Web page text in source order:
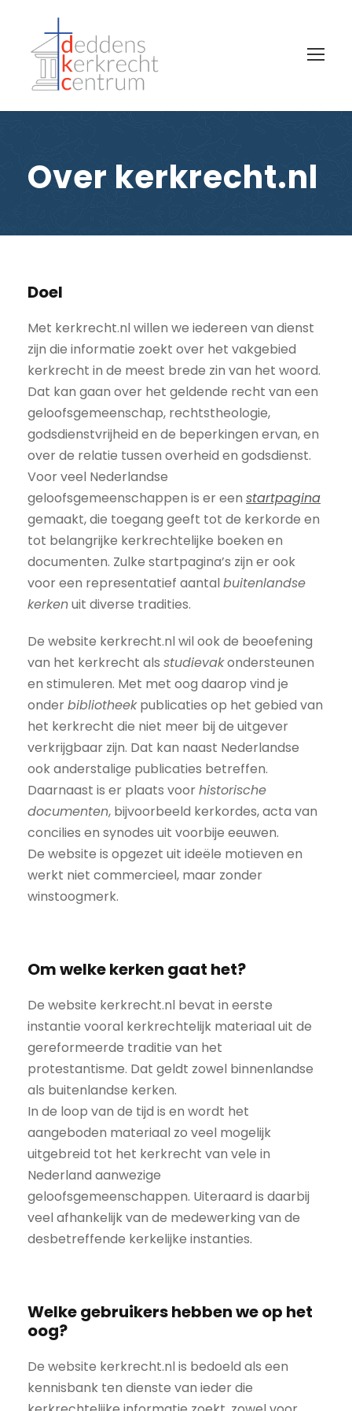
Over kerkrecht.nl
Doel
Met kerkrecht.nl willen we iedereen van dienst
zijn die informatie zoekt over het vakgebied
kerkrecht in de meest brede zin van het woord.
Dat kan gaan over het geldende recht van een
geloofsgemeenschap, rechtstheologie,
godsdienstvrijheid en de beperkingen ervan, en
over de relatie tussen overheid en godsdienst.
Voor veel Nederlandse
geloofsgemeenschappen is er een startpagina
gemaakt, die toegang geeft tot de kerkorde en
tot belangrijke kerkrechtelijke boeken en
documenten. Zulke startpagina’s zijn er ook
voor een representatief aantal buitenlandse
kerkenuit diverse tradities.
De website kerkrecht.nl wil ook de beoefening
van het kerkrecht als studievakondersteunen
en stimuleren. Met met oog daarop vind je
onderbibliotheekpublicaties op het gebied van
het kerkrecht die niet meer bij de uitgever
verkrijgbaar zijn. Dat kan naast Nederlandse
ook anderstalige publicaties betreffen.
Daarnaast is er plaats voorhistorische
documenten, bijvoorbeeld kerkordes, acta van
concilies en synodes uit voorbije eeuwen.
De website is opgezet uit ideële motieven en
werkt niet commercieel, maar zonder
winstoogmerk.
Om welke kerken gaat het?
De website kerkrecht.nl bevat in eerste
instantie vooral kerkrechtelijk materiaal uit de
gereformeerde traditie van het
protestantisme. Dat geldt zowel binnenlandse
als buitenlandse kerken.
In de loop van de tijd is en wordt het
aangeboden materiaal zo veel mogelijk
uitgebreid tot het kerkrecht van vele in
Nederland aanwezige
geloofsgemeenschappen. Uiteraard is daarbij
veel afhankelijk van de medewerking van de
desbetreffende kerkelijke instanties.
Welke gebruikers hebben we op het
oog?
De website kerkrecht.nl is bedoeld als een
kennisbank ten dienste van ieder die